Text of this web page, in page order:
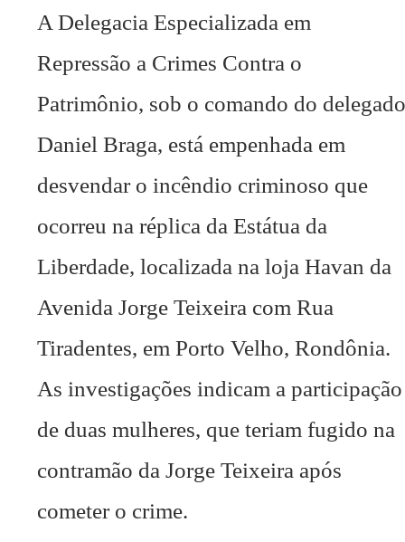
A Delegacia Especializada em
Repressão a Crimes Contra o
Patrimônio, sob o comando do delegado
Daniel Braga, está empenhada em
desvendar o incêndio criminoso que
ocorreu na réplica da Estátua da
Liberdade, localizada na loja Havan da
Avenida Jorge Teixeira com Rua
Tiradentes, em Porto Velho, Rondônia.
As investigações indicam a participação
de duas mulheres, que teriam fugido na
contramão da Jorge Teixeira após
cometer o crime.